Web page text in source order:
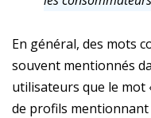
En général, des mots
souvent mentionnés
utilisateurs que le mot
de profils